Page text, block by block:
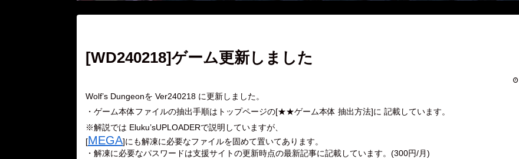
[WD240218]ゲーム更新しました
Wolf’s Dungeonを Ver240218 に更新しました。
・ゲーム本体ファイルの抽出手順はトップページの[★★ゲーム本体 抽出方法]に 記載しています。
※解説では Eluku’sUPLOADERで説明していますが、
[MEGA]にも解凍に必要なファイルを固めて置いてあります。
・解凍に必要なパスワードは支援サイトの更新時点の最新記事に記載しています。(300円/月)